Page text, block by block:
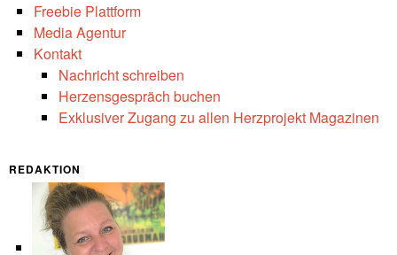
Freebie Plattform
Media Agentur
Kontakt
Nachricht schreiben
Herzensgespräch buchen
Exklusiver Zugang zu allen Herzprojekt Magazinen
REDAKTION